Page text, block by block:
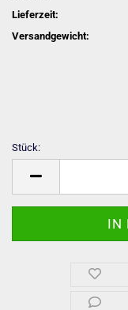
Lieferzeit:
Versandgewicht:
Stück: